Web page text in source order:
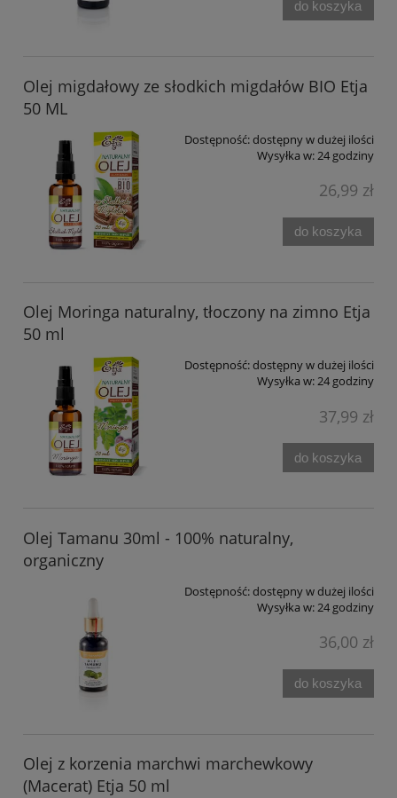
do koszyka
Olej migdałowy ze słodkich migdałów BIO Etja
50 ML
Dostępność:dostępny w dużej ilości
Wysyłka w:24 godziny
26,99 zł
do koszyka
Olej Moringa naturalny, tłoczony na zimno Etja
50 ml
Dostępność:dostępny w dużej ilości
Wysyłka w:24 godziny
37,99 zł
do koszyka
Olej Tamanu 30ml - 100% naturalny,
organiczny
Dostępność:dostępny w dużej ilości
Wysyłka w:24 godziny
36,00 zł
do koszyka
Olej z korzenia marchwi marchewkowy
(Macerat) Etja 50 ml